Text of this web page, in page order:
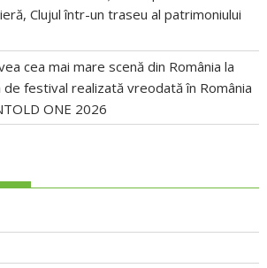
Clujul într-un traseu al patrimoniului
cea mai mare scenă din România la
de festival realizată vreodată în România
ONE 2026